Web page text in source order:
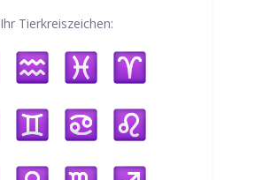
Ihr Tierkreiszeichen: